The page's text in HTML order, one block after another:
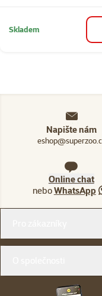
Skladem
Napište nám
Online chat
neboWhatsApp